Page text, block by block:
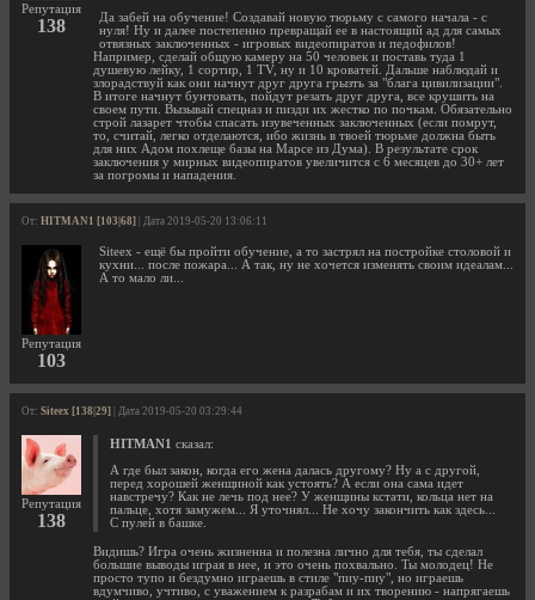
Репутация
138
Да забей на обучение! Создавай новую тюрьму с самого начала - с
нуля! Ну и далее постепенно превращай ее в настоящий ад для самых
отвязных заключенных - игровых видеопиратов и педофилов!
Например, сделай общую камеру на 50 человек и поставь туда 1
душевую лейку, 1 сортир, 1 TV, ну и 10 кроватей. Дальше наблюдай и
злорадствуй как они начнут друг друга грызть за "блага цивилизации".
В итоге начнут бунтовать, пойдут резать друг друга, все крушить на
своем пути. Вызывай спецназ и пизди их жестко по почкам. Обязательно
строй лазарет чтобы спасать изувеченных заключенных (если помрут,
то, считай, легко отделаются, ибо жизнь в твоей тюрьме должна быть
для них Адом похлеще базы на Марсе из Дума). В результате срок
заключения у мирных видеопиратов увеличится с 6 месяцев до 30+ лет
за погромы и нападения.
От: HITMAN1 [103|68] | Дата 2019-05-20 13:06:11
Репутация
103
Siteex - ещё бы пройти обучение, а то застрял на постройке столовой и
кухни... после пожара... А так, ну не хочется изменять своим идеалам...
А то мало ли...
От: Siteex [138|29] | Дата 2019-05-20 03:29:44
Репутация
138
HITMAN1 сказал:
А где был закон, когда его жена далась другому? Ну а с другой,
перед хорошей женщиной как устоять? А если она сама идет
навстречу? Как не лечь под нее? У женщины кстати, кольца нет на
пальце, хотя замужем... Я уточнял... Не хочу закончить как здесь...
С пулей в башке.
Видишь? Игра очень жизненна и полезна лично для тебя, ты сделал
большие выводы играя в нее, и это очень похвально. Ты молодец! Не
просто тупо и бездумно играешь в стиле "пиу-пиу", но играешь
вдумчиво, учтиво, с уважением к разрабам и их творению - напрягаешь